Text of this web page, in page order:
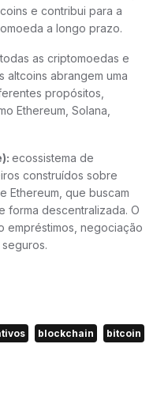
e contribui para a
a longo prazo.
as criptomoedas e
altcoins abrangem uma
propósitos,
Ethereum, Solana,
ecossistema de
construídos sobre
Ethereum, que buscam
forma descentralizada. O
empréstimos, negociação
blockchain bitcoin